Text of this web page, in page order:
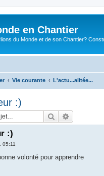
en Chantier
du Monde et de son Chantier?
Vie courante L'actu...alitée...
:)
Rechercher
:)
05:11
volonté pour apprendre